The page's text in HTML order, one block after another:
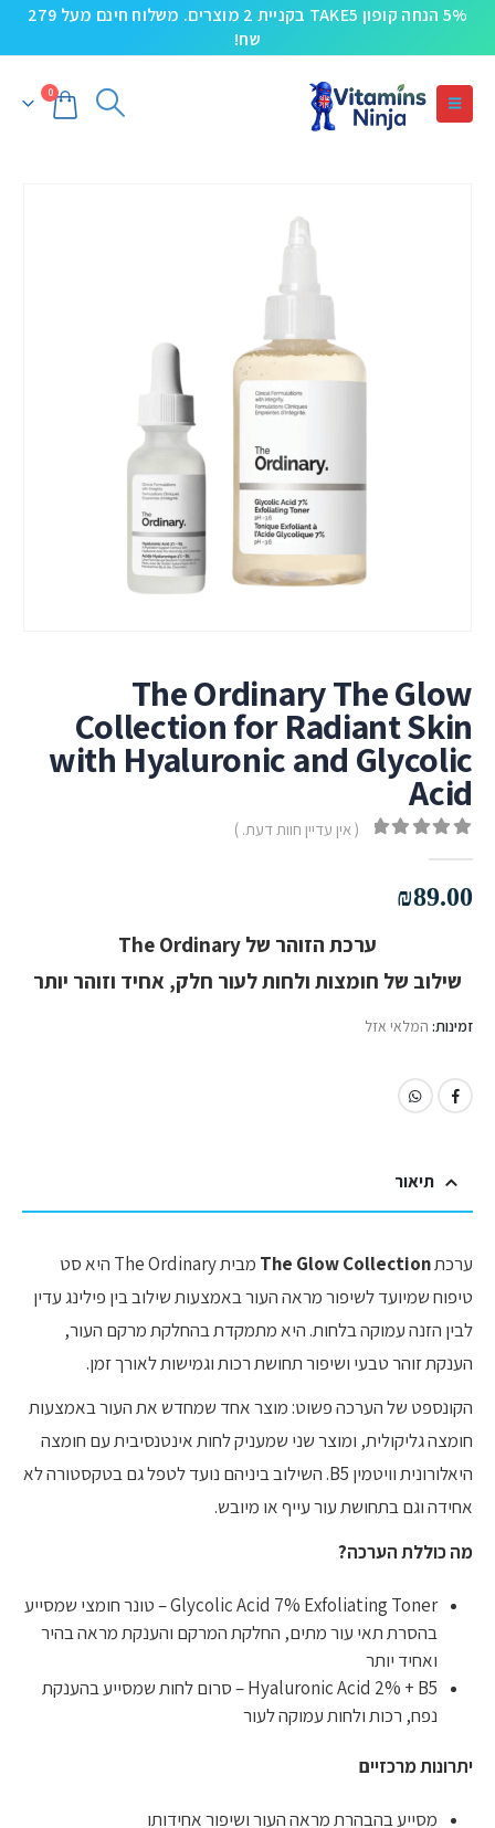
5% הנחה קופון TAKE5 בקניית 2 מוצרים. משלוח חינם מעל 279
שח!
0
The Ordinary The Glow
Collection for Radiant Skin
with Hyaluronic and Glycolic
Acid
( אין עדיין חוות דעת. )
₪89.00
ערכת הזוהר של The Ordinary
שילוב של חומצות ולחות לעור חלק, אחיד וזוהר יותר
זמינות: המלאי אזל
תיאור
ערכתThe Glow Collection
מבית The Ordinary היא סט
טיפוח שמיועד לשיפור מראה העור באמצעות שילוב בין פילינג עדין
לבין הזנה עמוקה בלחות. היא מתמקדת בהחלקת מרקם העור,
הענקת זוהר טבעי ושיפור תחושת רכות וגמישות לאורך זמן.
הקונספט של הערכה פשוט: מוצר אחד שמחדש את העור באמצעות
חומצה גליקולית, ומוצר שני שמעניק לחות אינטנסיבית עם חומצה
היאלורונית וויטמין B5. השילוב ביניהם נועד לטפל גם בטקסטורה לא
אחידה וגם בתחושת עור עייף או מיובש.
מה כוללת הערכה?
Glycolic Acid 7% Exfoliating Toner – טונר חומצי שמסייע
בהסרת תאי עור מתים, החלקת המרקם והענקת מראה בהיר
ואחיד יותר
Hyaluronic Acid 2% + B5 – סרום לחות שמסייע בהענקת
נפח, רכות ולחות עמוקה לעור
יתרונות מרכזיים
מסייע בהבהרת מראה העור ושיפור אחידותו